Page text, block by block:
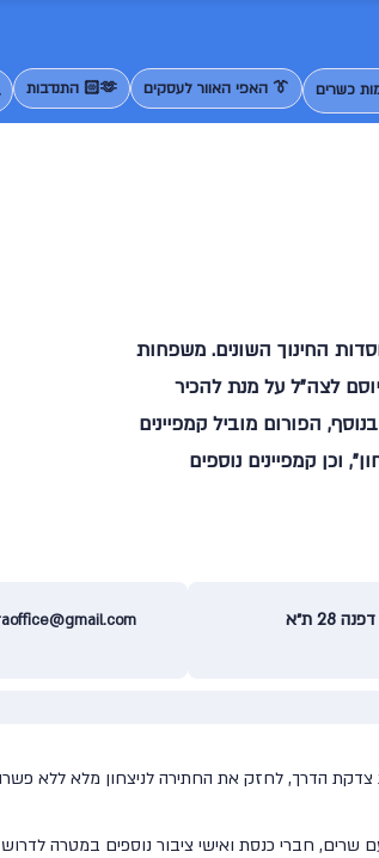
כשרים 👔 האפי האוור לעסקים 🫶🏻 התנדבות
החינוך השונים. משפחות
לצה"ל על מנת להכיר
הפורום מוביל קמפיינים
וכן קמפיינים נוספים
דפנה 28 ת״א
הדרך, לחזק את החתירה לניצחון מלא ללא
חברי כנסת ואישי ציבור נוספים במטרה